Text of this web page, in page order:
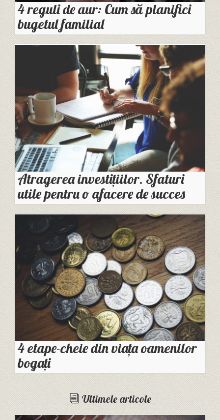
4 reguli de aur: Cum să planifici
bugetul familial
Atragerea investițiilor. Sfaturi
utile pentru o afacere de succes
4 etape-cheie din viața oamenilor
bogați
Ultimele articole